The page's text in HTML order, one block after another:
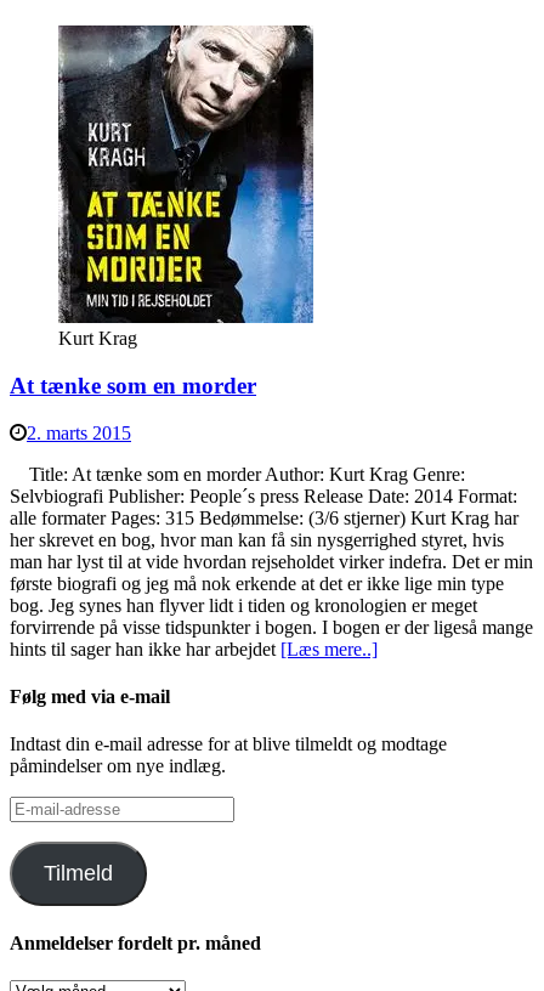
Kurt Krag
At tænke som en morder
2. marts 2015
Title: At tænke som en morder Author: Kurt Krag Genre:
Selvbiografi Publisher: People´s press Release Date: 2014 Format:
alle formater Pages: 315 Bedømmelse: (3/6 stjerner) Kurt Krag har
her skrevet en bog, hvor man kan få sin nysgerrighed styret, hvis
man har lyst til at vide hvordan rejseholdet virker indefra. Det er min
første biografi og jeg må nok erkende at det er ikke lige min type
bog. Jeg synes han flyver lidt i tiden og kronologien er meget
forvirrende på visse tidspunkter i bogen. I bogen er der ligeså mange
hints til sager han ikke har arbejdet [Læs mere..]
Følg med via e-mail
Indtast din e-mail adresse for at blive tilmeldt og modtage
påmindelser om nye indlæg.
E-
mail-
adresse
Tilmeld
Anmeldelser fordelt pr. måned